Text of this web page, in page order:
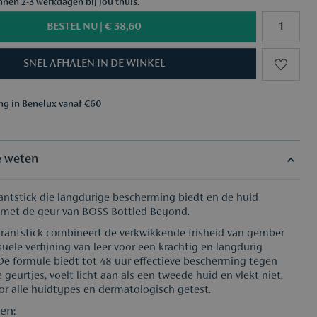
2-3 werkdagen bij jou thuis.
BESTEL NU | € 38,60
SNEL AFHALEN IN DE WINKEL
in Benelux vanaf €60
weten
die langdurige bescherming biedt en de huid
de geur van BOSS Bottled Beyond.
combineert de verkwikkende frisheid van gember
verfijning van leer voor een krachtig en langdurig
formule biedt tot 48 uur effectieve bescherming tegen
geurtjes, voelt licht aan als een tweede huid en vlekt niet.
alle huidtypes en dermatologisch getest.